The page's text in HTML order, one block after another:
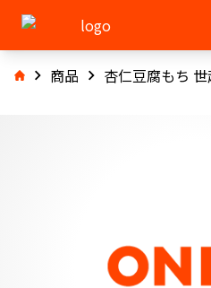
商品 杏仁豆腐もち